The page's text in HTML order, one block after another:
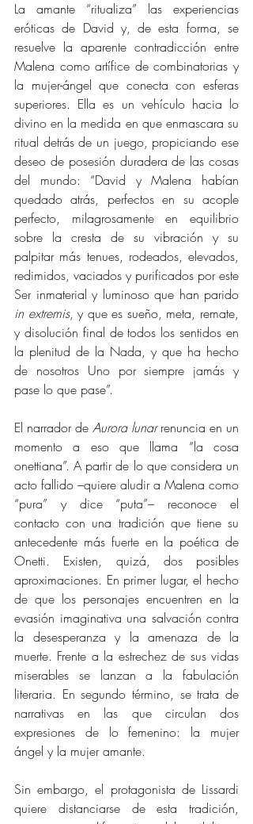
La amante “ritualiza” las experiencias
eróticas de David y, de esta forma, se
resuelve la aparente contradicción entre
Malena como artífice de combinatorias y
la mujer-ángel que conecta con esferas
superiores. Ella es un vehículo hacia lo
divino en la medida en que enmascara su
ritual detrás de un juego, propiciando ese
deseo de posesión duradera de las cosas
del mundo: “David y Malena habían
quedado atrás, perfectos en su acople
perfecto, milagrosamente en equilibrio
sobre la cresta de su vibración y su
palpitar más tenues, rodeados, elevados,
redimidos, vaciados y purificados por este
Ser inmaterial y luminoso que han parido
in extremis, y que es sueño, meta, remate,
y disolución final de todos los sentidos en
la plenitud de la Nada, y que ha hecho
de nosotros Uno por siempre jamás y
pase lo que pase”.
El narrador de Aurora lunar renuncia en un
momento a eso que llama “la cosa
onettiana”. A partir de lo que considera un
acto fallido –quiere aludir a Malena como
“pura” y dice “puta”– reconoce el
contacto con una tradición que tiene su
antecedente más fuerte en la poética de
Onetti. Existen, quizá, dos posibles
aproximaciones. En primer lugar, el hecho
de que los personajes encuentren en la
evasión imaginativa una salvación contra
la desesperanza y la amenaza de la
muerte. Frente a la estrechez de sus vidas
miserables se lanzan a la fabulación
literaria. En segundo término, se trata de
narrativas en las que circulan dos
expresiones de lo femenino: la mujer
ángel y la mujer amante.
Sin embargo, el protagonista de Lissardi
quiere distanciarse de esta tradición,